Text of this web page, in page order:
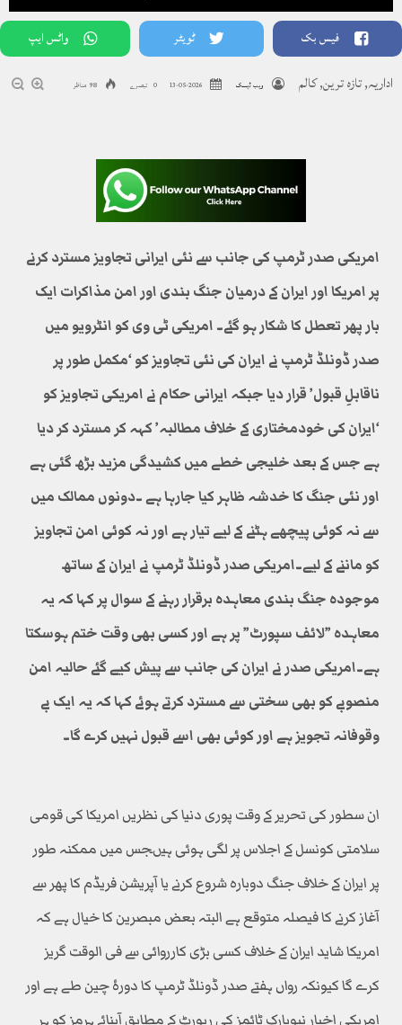
فیس بک ٹویٹر واٹس ایپ
اداریہ,تازہ ترین,کالم ویب ڈیسک 2026-05-13 0 تبصرے 98 مناظر
امریکی صدر ٹرمپ کی جانب سے نئی ایرانی تجاویز مسترد کرنے
پر امریکا اور ایران کے درمیان جنگ بندی اور امن مذاکرات ایک
بار پھر تعطل کا شکار ہو گئے۔ امریکی ٹی وی کو انٹرویو میں
صدر ڈونلڈ ٹرمپ نے ایران کی نئی تجاویز کو ‘مکمل طور پر
ناقابلِ قبول’ قرار دیا جبکہ ایرانی حکام نے امریکی تجاویز کو
‘ایران کی خودمختاری کے خلاف مطالبہ’ کہہ کر مسترد کر دیا
ہے جس کے بعد خلیجی خطے میں کشیدگی مزید بڑھ گئی ہے
اور نئی جنگ کا خدشہ ظاہر کیا جارہا ہے ۔دونوں ممالک میں
سے نہ کوئی پیچھے ہٹنے کے لیے تیار ہے اور نہ کوئی امن تجاویز
کو ماننے کے لیے۔امریکی صدر ڈونلڈ ٹرمپ نے ایران کے ساتھ
موجودہ جنگ بندی معاہدہ برقرار رہنے کے سوال پر کہا کہ یہ
معاہدہ ”لائف سپورٹ” پر ہے اور کسی بھی وقت ختم ہوسکتا
ہے۔امریکی صدر نے ایران کی جانب سے پیش کیے گئے حالیہ امن
منصوبے کو بھی سختی سے مسترد کرتے ہوئے کہا کہ یہ ایک بے
وقوفانہ تجویز ہے اور کوئی بھی اسے قبول نہیں کرے گا۔
ان سطور کی تحریر کے وقت پوری دنیا کی نظریں امریکا کی قومی
سلامتی کونسل کے اجلاس پر لگی ہوئی ہیںجس میں ممکنہ طور
پر ایران کے خلاف جنگ دوبارہ شروع کرنے یا آپریشن فریڈم کا پھر سے
آغاز کرنے کا فیصلہ متوقع ہے البتہ بعض مبصرین کا خیال ہے کہ
امریکا شاید ایران کے خلاف کسی بڑی کارروائی سے فی الوقت گریز
کرے گا کیونکہ رواں ہفتے صدر ڈونلڈ ٹرمپ کا دورۂ چین طے ہے اور
امریکی اخبار نیویارک ٹائمز کی رپورٹ کے مطابق آبنائے ہرمز کو ہر